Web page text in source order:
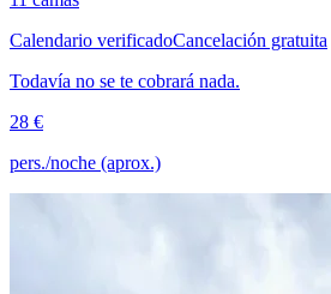
Calendario verificadoCancelación gratuita
Todavía no se te cobrará nada.
28 €
pers./noche (aprox.)